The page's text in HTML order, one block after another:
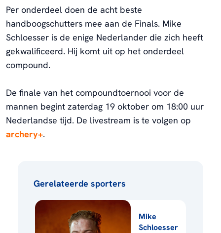
Per onderdeel doen de acht beste
handboogschutters mee aan de Finals. Mike
Schloesser is de enige Nederlander die zich heeft
gekwalificeerd. Hij komt uit op het onderdeel
compound.
De finale van het compoundtoernooi voor de
mannen begint zaterdag 19 oktober om 18:00 uur
Nederlandse tijd. De livestream is te volgen op
archery+.
Gerelateerde sporters
Mike
Schloesser